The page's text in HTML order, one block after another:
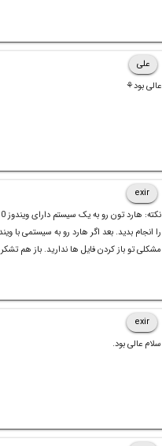
علی
عالی بود⚘
exir
مشکلی تو باز کردن فایل ها ندارید. باز هم تشکر
exir
سلام عالی بود.